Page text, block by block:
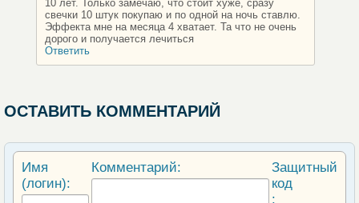
10 лет. Только замечаю, что стоит хуже, сразу
свечки 10 штук покупаю и по одной на ночь ставлю.
Эффекта мне на месяца 4 хватает. Та что не очень
дорого и получается лечиться
Ответить
ОСТАВИТЬ КОММЕНТАРИЙ
Имя
(логин):
Комментарий:
Защитный
код
: